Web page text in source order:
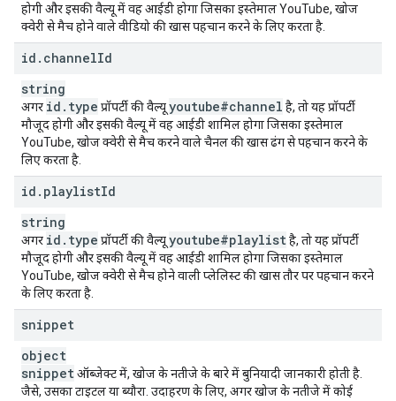
होगी और इसकी वैल्यू में वह आईडी होगा जिसका इस्तेमाल YouTube, खोज
क्वेरी से मैच होने वाले वीडियो की खास पहचान करने के लिए करता है.
id . channelId
string
अगर id . type प्रॉपर्टी की वैल्यूyoutube#channel है, तो यह प्रॉपर्टी
मौजूद होगी और इसकी वैल्यू में वह आईडी शामिल होगा जिसका इस्तेमाल
YouTube, खोज क्वेरी से मैच करने वाले चैनल की खास ढंग से पहचान करने के
लिए करता है.
id . playlistId
string
अगर id . type प्रॉपर्टी की वैल्यूyoutube#playlistहै, तो यह प्रॉपर्टी
मौजूद होगी और इसकी वैल्यू में वह आईडी शामिल होगा जिसका इस्तेमाल
YouTube, खोज क्वेरी से मैच होने वाली प्लेलिस्ट की खास तौर पर पहचान करने
के लिए करता है.
snippet
object
snippetऑब्जेक्ट में, खोज के नतीजे के बारे में बुनियादी जानकारी होती है.
जैसे, उसका टाइटल या ब्यौरा. उदाहरण के लिए, अगर खोज के नतीजे में कोई